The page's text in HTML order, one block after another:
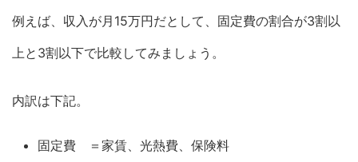
例えば、収入が月15万円だとして、固定費の割合が3割以
上と3割以下で比較してみましょう。
内訳は下記。
固定費 ＝家賃、光熱費、保険料